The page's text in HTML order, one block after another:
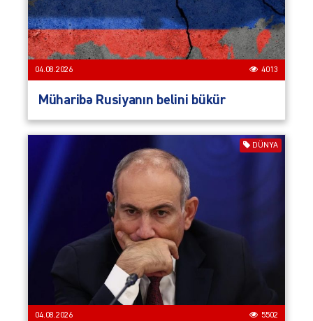
04.08.2026 4013
Müharibə Rusiyanın belini bükür
DÜNYA
04.08.2026 5502